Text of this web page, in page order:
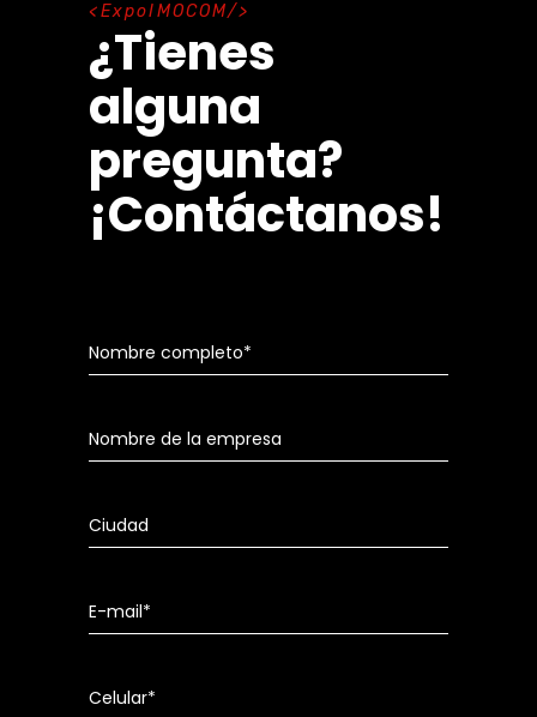
ExpoIMOCOM
¿Tienes
alguna
pregunta?
¡Contáctanos!